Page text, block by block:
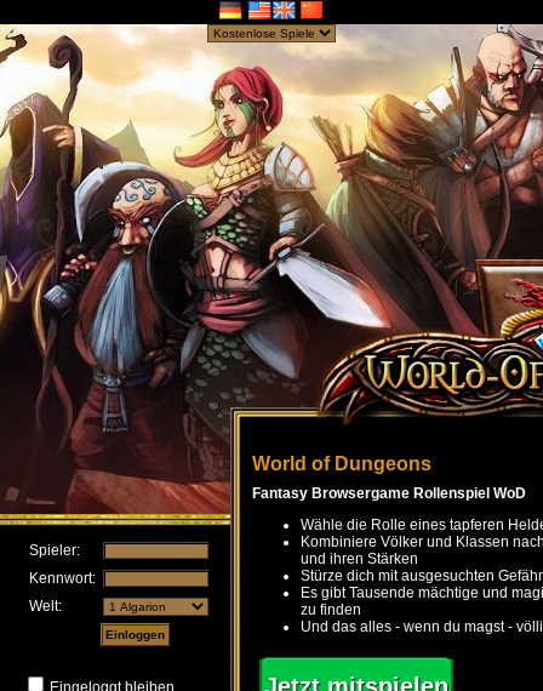
Spieler:
Kennwort:
Welt:
Eingeloggt bleiben
World of Dungeons
Fantasy Browsergame Rollenspiel WoD
Wähle die Rolle eines tapferen
Kombiniere Völker und Klassen
und ihren Stärken
Stürze dich mit ausgesuchten
Es gibt Tausende mächtige und
zu finden
Und das alles - wenn du magst -